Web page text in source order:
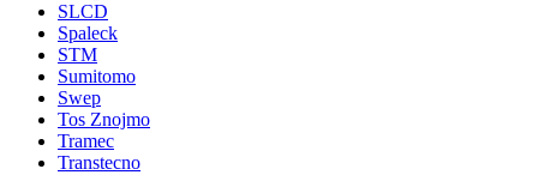
SLCD
Spaleck
STM
Sumitomo
Swep
Tos Znojmo
Tramec
Transtecno